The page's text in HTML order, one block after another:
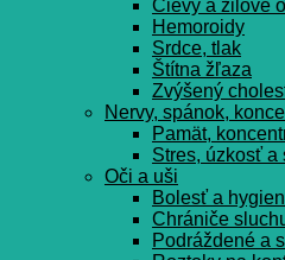
Cievy a žilové
Hemoroidy
Srdce, tlak
Štítna žľaza
Zvýšený
Nervy, spánok,
Pamät,
Stres, úzkosť a
Oči a uši
Bolesť a
Chrániče
Podráždené a